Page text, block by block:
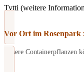
Tytti (weitere
Vor Ort im Rosenpark
Unsere Containerpflanzen